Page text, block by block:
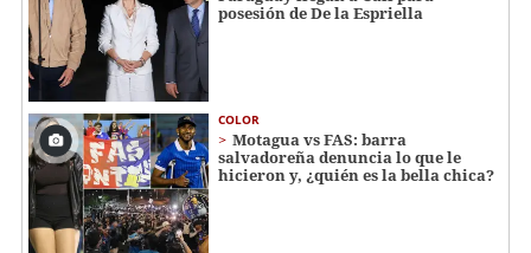
posesión de De la Espriella
COLOR
Motagua vs FAS: barra
salvadoreña denuncia lo que le
hicieron y, ¿quién es la bella chica?